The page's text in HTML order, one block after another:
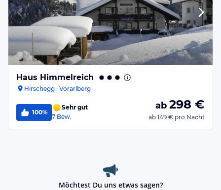
Haus Himmelreich
Hirschegg · Vorarlberg
100%
Sehr gut
7 Bew.
ab 298 €
ab 149 € pro Nacht
Möchtest Du uns etwas sagen?